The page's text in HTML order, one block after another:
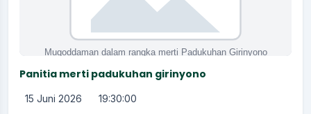
Panitia merti padukuhan girinyono
15 Juni 2026 19:30:00